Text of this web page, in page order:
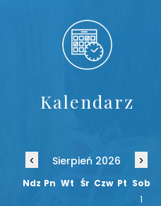
Kalendarz
‹ Sierpień 2026 ›
Ndz Pn Wt Śr Czw Pt Sob
1